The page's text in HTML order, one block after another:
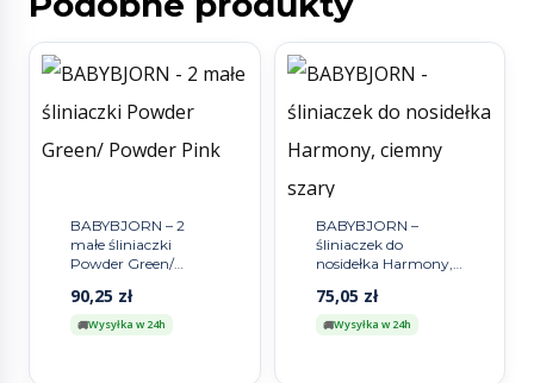
BABYBJORN – 2
małe śliniaczki
Powder Green/
90,25 zł
Wysyłka w 24h
BABYBJORN –
śliniaczek do
nosidełka Harmony,
75,05 zł
Wysyłka w 24h